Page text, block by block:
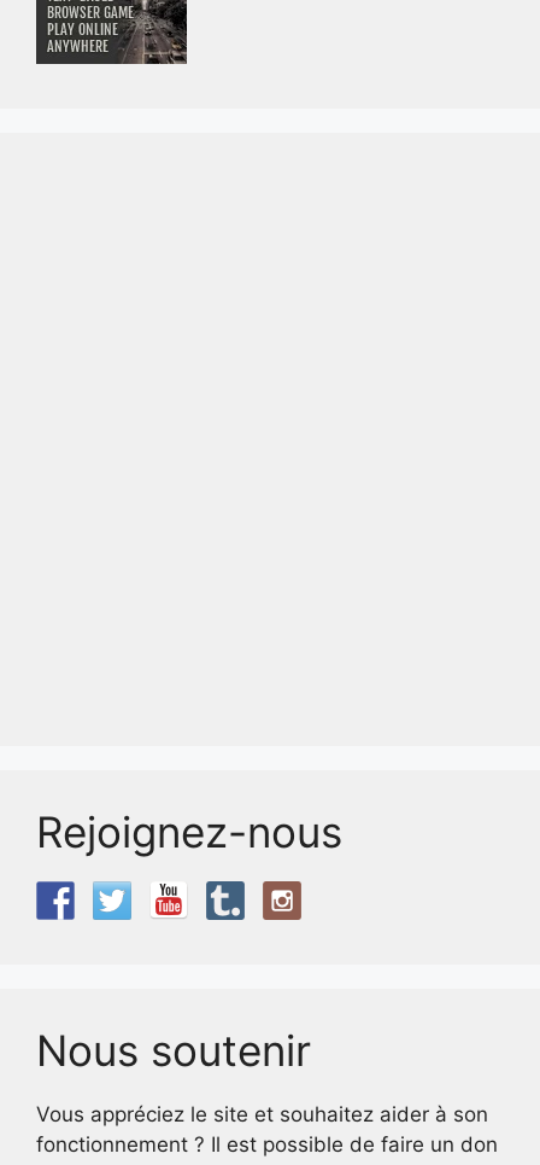
Rejoignez-nous
Nous soutenir
Vous appréciez le site et souhaitez aider à son
fonctionnement ? Il est possible de faire un don